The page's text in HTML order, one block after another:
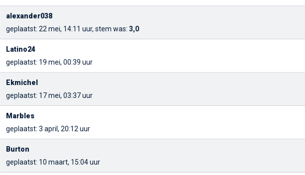
alexander038
geplaatst: 22 mei, 14:11 uur, stem was: 3,0
Latino24
geplaatst: 19 mei, 00:39 uur
Ekmichel
geplaatst: 17 mei, 03:37 uur
Marbles
geplaatst: 3 april, 20:12 uur
Burton
geplaatst: 10 maart, 15:04 uur